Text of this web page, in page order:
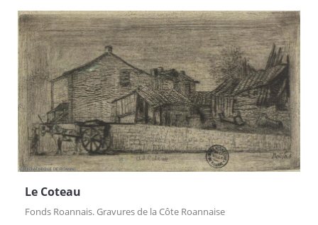
Le Coteau
Fonds Roannais. Gravures de la Côte Roannaise